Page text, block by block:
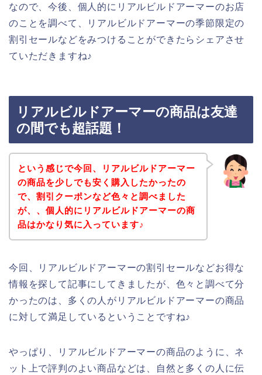
なので、今後、個人的にリアルビルドアーマーのお店
のことを調べて、リアルビルドアーマーの季節限定の
割引セールなどをみつけることができたらシェアさせ
ていただきますね♪
リアルビルドアーマーの商品は友達
の間でも超話題！
という感じで今回、リアルビルドアーマー
の商品を少しでも安く購入したかったの
で、割引クーポンなど色々と調べました
が、、個人的にリアルビルドアーマーの商
品はかなり気に入っています♪
今回、リアルビルドアーマーの割引セールなどお得な
情報を探して記事にしてきましたが、色々と調べて分
かったのは、多くの人がリアルビルドアーマーの商品
に対して満足しているということですね♪
やっぱり、リアルビルドアーマーの商品のように、ネ
ット上で評判のよい商品などは、自然と多くの人に伝